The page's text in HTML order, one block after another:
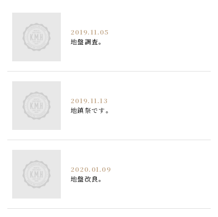
2019.11.05
地盤調査。
2019.11.13
地鎮祭です。
2020.01.09
地盤改良。